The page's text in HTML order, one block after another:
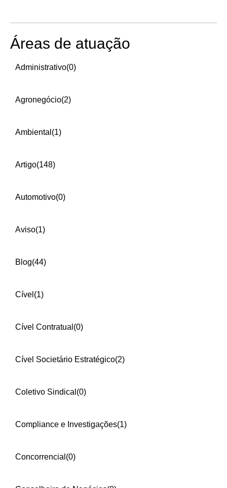
Áreas de atuação
Administrativo(0)
Agronegócio(2)
Ambiental (1)
Artigo(148)
Automotivo(0)
Aviso(1)
Blog(44)
Cível (1)
Cível Contratual (0)
Cível Societário Estratégico(2)
Coletivo Sindical (0)
Compliance e Investigações(1)
Concorrencial (0)